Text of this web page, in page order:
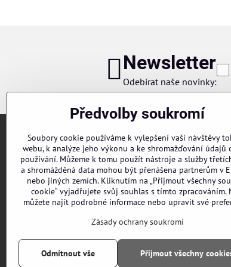
Newsletter
Odebírat naše novinky:
Objednávky
Předvolby soukromí
Soubory cookie používáme k vylepšení vaší návštěvy
webu, k analýze jeho výkonu a ke shromažďování údajů
používání. Můžeme k tomu použít nástroje a služby
a shromážděná data mohou být přenášena partnerům v
nebo jiných zemích. Kliknutím na „Přijmout všechny
cookie“ vyjadřujete svůj souhlas s tímto zpracováním.
můžete najít podrobné informace nebo upravit své
Zásady ochrany soukromí
Přijmout všechny
Odmítnout vše